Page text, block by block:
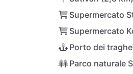
Supermercato
Supermercato
Porto dei
Parco naturale